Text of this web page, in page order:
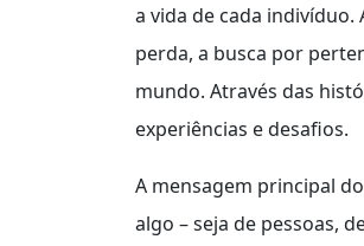
a vida de cada
perda, a busca por
mundo. Através das
experiências e desafios.
A mensagem principal
algo – seja de pessoas,